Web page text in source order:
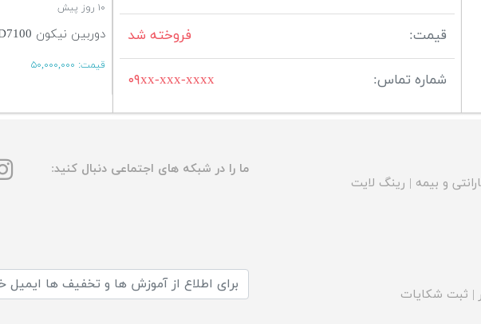
۱۰ روز پیش
دوربین نیکون D7100
قیمت: ۵۰,۰۰۰,۰۰۰
۱۴ روز پیش
قیمت: فروخته شد
شماره تماس: ۰۹xx-xxx-xxxx
و بیمه | رینگ لایت
ما را در شبکه های اجتماعی دنبال کنید:
| ثبت شکایات